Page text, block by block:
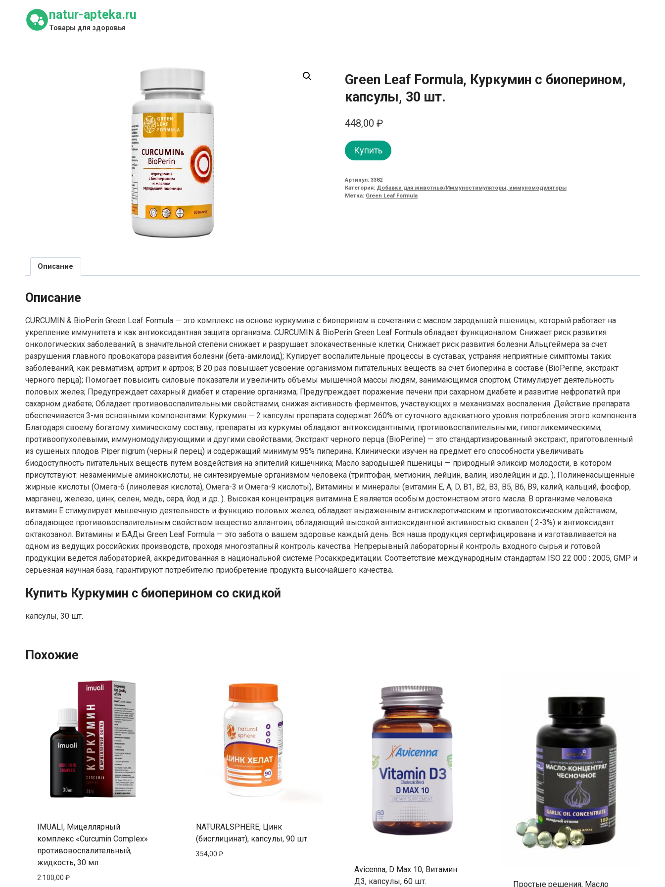
содержимому
natur-apteka.ru
Товары для здоровья
Green Leaf Formula, Куркумин с биоперином,
капсулы, 30 шт.
448,00 ₽
Купить
Артикул: 3382
Категория: Добавки для животных/Иммуностимуляторы, иммуномодуляторы
Метка: Green Leaf Formula
Описание
Описание
CURCUMIN & BioPerin Green Leaf Formula — это комплекс на основе куркумина с биоперином в сочетании с маслом зародышей пшеницы, который работает на
укрепление иммунитета и как антиоксидантная защита организма. CURCUMIN & BioPerin Green Leaf Formula обладает функционалом: Снижает риск развития
онкологических заболеваний, в значительной степени снижает и разрушает злокачественные клетки; Снижает риск развития болезни Альцгеймера за счет
разрушения главного провокатора развития болезни (бета-амилоид); Купирует воспалительные процессы в суставах, устраняя неприятные симптомы таких
заболеваний, как ревматизм, артрит и артроз; В 20 раз повышает усвоение организмом питательных веществ за счет биоперина в составе (BioPerine, экстракт
черного перца); Помогает повысить силовые показатели и увеличить объемы мышечной массы людям, занимающимся спортом; Стимулирует деятельность
половых желез; Предупреждает сахарный диабет и старение организма; Предупреждает поражение печени при сахарном диабете и развитие нефропатий при
сахарном диабете; Обладает противовоспалительными свойствами, снижая активность ферментов, участвующих в механизмах воспаления. Действие препарата
обеспечивается 3-мя основными компонентами: Куркумин — 2 капсулы препарата содержат 260% от суточного адекватного уровня потребления этого компонента.
Благодаря своему богатому химическому составу, препараты из куркумы обладают антиоксидантными, противовоспалительными, гипогликемическими,
противоопухолевыми, иммуномодулирующими и другими свойствами; Экстракт черного перца (BioPerine) — это стандартизированный экстракт, приготовленный
из сушеных плодов Piper nigrum (черный перец) и содержащий минимум 95% пиперина. Клинически изучен на предмет его способности увеличивать
биодоступность питательных веществ путем воздействия на эпителий кишечника; Масло зародышей пшеницы — природный эликсир молодости, в котором
присутствуют: незаменимые аминокислоты, не синтезируемые организмом человека (триптофан, метионин, лейцин, валин, изолейцин и др. ), Полиненасыщенные
жирные кислоты (Омега-6 (линолевая кислота), Омега-3 и Омега-9 кислоты), Витамины и минералы (витамин Е, А, D, B1, B2, B3, B5, B6, B9, калий, кальций, фосфор,
марганец, железо, цинк, селен, медь, сера, йод и др. ). Высокая концентрация витамина Е является особым достоинством этого масла. В организме человека
витамин Е стимулирует мышечную деятельность и функцию половых желез, обладает выраженным антисклеротическим и противотоксическим действием,
обладающее противовоспалительным свойством вещество аллантоин, обладающий высокой антиоксидантной активностью сквален ( 2-3%) и антиоксидант
октакозанол. Витамины и БАДы Green Leaf Formula — это забота о вашем здоровье каждый день. Вся наша продукция сертифицирована и изготавливается на
одном из ведущих российских производств, проходя многоэтапный контроль качества. Непрерывный лабораторный контроль входного сырья и готовой
продукции ведется лабораторией, аккредитованная в национальной системе Росаккредитации. Соответствие международным стандартам ISO 22 000 : 2005, GMP и
серьезная научная база, гарантируют потребителю приобретение продукта высочайшего качества.
Купить Куркумин с биоперином со скидкой
капсулы, 30 шт.
Похожие
IMUALI, Мицеллярный
комплекс «Curcumin Complex»
противовоспалительный,
жидкость, 30 мл
2 100,00 ₽
NATURALSPHERE, Цинк
(бисглицинат), капсулы, 90 шт.
354,00 ₽
Avicenna, D Max 10, Витамин
Д3, капсулы, 60 шт.
Простые решения, Масло